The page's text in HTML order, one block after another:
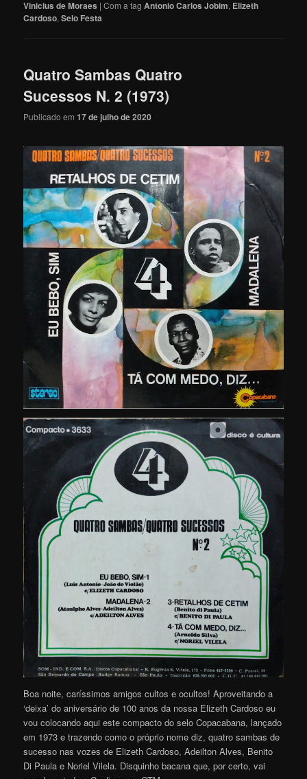
Vinicius de Moraes |Com a tagAntonio Carlos Jobim, Elizeth
Cardoso,Selo Festa
Quatro Sambas Quatro
Sucessos N. 2 (1973)
Publicado em17 de julho de 2020
Boa noite, caríssimos amigos cultos e ocultos! Aproveitando a
‘deixa’ do aniversário de 100 anos da nossa Elizeth Cardoso eu
vou colocando aqui este compacto do selo Copacabana, lançado
em 1973 e trazendo como o próprio nome diz, quatro sambas de
sucesso nas vozes de Elizeth Cardoso, Adeilton Alves, Benito
Di Paula e Noriel Vilela. Disquinho bacana que, por certo, vai